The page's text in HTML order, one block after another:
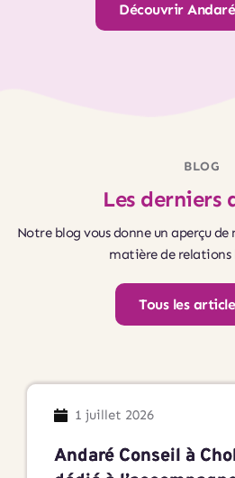
Découvrir
BLOG
Les derniers
Notre blog vous donne un aperçu
matière de relations
Tous les
1 juillet 2026
Andaré Conseil à